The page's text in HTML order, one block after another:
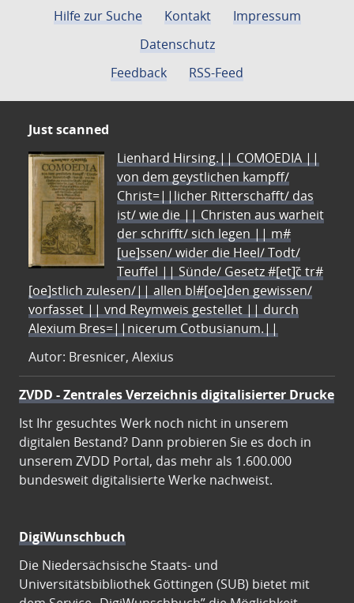
Hilfe zur Suche Kontakt
Impressum
Datenschutz
Feedback
RSS-Feed
Just scanned
Lienhard Hirsing.|| COMOEDIA ||
von dem geystlichen kampff/
Christ=||licher Ritterschafft/ das
ist/ wie die || Christen aus warheit
der schrifft/ sich legen || m#
[ue]ssen/ wider die Heel/ Todt/
Teuffel || Sünde/ Gesetz #[et]c̃ tr#
[oe]stlich zulesen/|| allen bl#[oe]den gewissen/
vorfasset || vnd Reymweis gestellet || durch
Alexium Bres=||nicerum Cotbusianum.||
Autor: Bresnicer, Alexius
ZVDD - Zentrales Verzeichnis digitalisierter Drucke
Ist Ihr gesuchtes Werk noch nicht in unserem
digitalen Bestand? Dann probieren Sie es doch in
unserem ZVDD Portal, das mehr als 1.600.000
bundesweit digitalisierte Werke nachweist.
DigiWunschbuch
Die Niedersächsische Staats- und
Universitätsbibliothek Göttingen (SUB) bietet mit